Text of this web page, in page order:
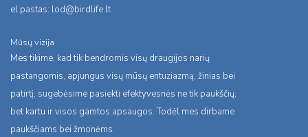
el.pastas: lod@birdlife.lt
Mūsų vizija
Mes tikime, kad tik bendromis visų draugijos narių
pastangomis, apjungus visų mūsų entuziazmą, žinias bei
patirtį, sugebėsime pasiekti efektyvesnės ne tik paukščių,
bet kartu ir visos gamtos apsaugos. Todėl mes dirbame
paukščiams bei žmonėms.